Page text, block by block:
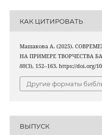
КАК ЦИТИРОВАТЬ
Машакова A. (2025).
НА ПРИМЕРЕ ТВОРЧЕСТВА
88(3), 152–163. https://doi.org/
Другие форматы
ВЫПУСК